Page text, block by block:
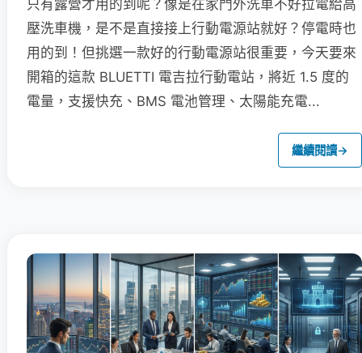
只有露營才用的到呢？像是在家門外洗車不好拉電給高
壓洗車機，是不是直接接上行動電源站就好？停電時也
用的到！但挑選一款好的行動電源站很重要，今天要來
開箱的這款 BLUETTI 電吉拉行動電站，將近 1.5 度的
電量，支援快充、BMS 電池管理、太陽能充電...
繼續閱讀→